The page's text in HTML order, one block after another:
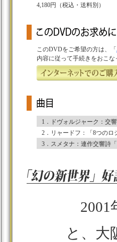
4,180円（税込・送料別）
このDVDをご希望の方は、「
内容に従って手続きをおこな
1．
ドヴォルジャーク：交
2． リャードフ：「8つの
3． スメタナ：連作交響詩「
2001
と、大